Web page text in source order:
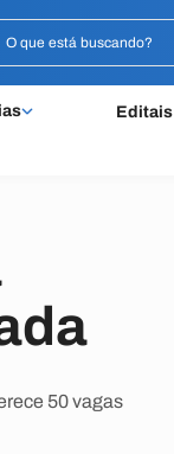
Editais
50 vagas